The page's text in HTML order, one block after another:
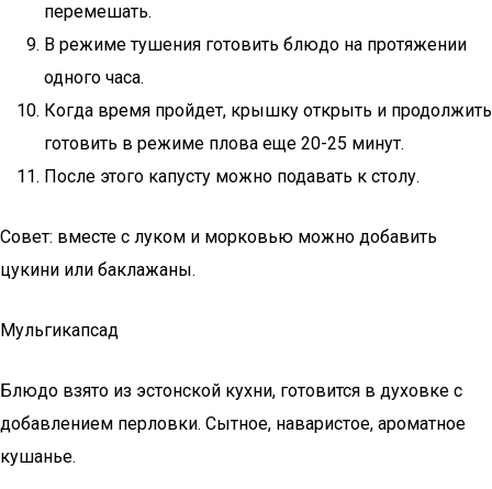
перемешать.
В режиме тушения готовить блюдо на протяжении
одного часа.
Когда время пройдет, крышку открыть и продолжить
готовить в режиме плова еще 20-25 минут.
После этого капусту можно подавать к столу.
Совет: вместе с луком и морковью можно добавить
цукини или баклажаны.
Мульгикапсад
Блюдо взято из эстонской кухни, готовится в духовке с
добавлением перловки. Сытное, наваристое, ароматное
кушанье.